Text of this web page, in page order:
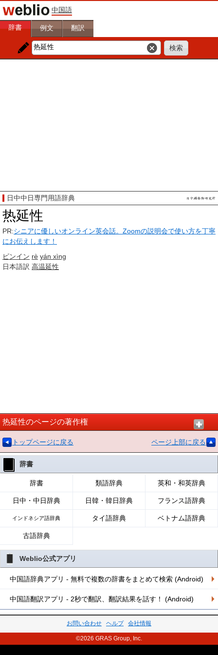
中国語
辞書 例文 翻訳
日中中日専門用語辞典
热延性
PR:シニアに優しいオンライン英会話。Zoomの説明会で使い方を丁寧
にお伝えします！
ピンイン rè yán xìng
日本語訳 高温延性
热延性のページの著作権
トップページに戻る ページ上部に戻る
辞書
辞書 類語辞典 英和・和英辞典
日中・中日辞典 日韓・韓日辞典 フランス語辞典
インドネシア語辞典 タイ語辞典 ベトナム語辞典
古語辞典
Weblio公式アプリ
中国語辞典アプリ - 無料で複数の辞書をまとめて検索 (Android)
中国語翻訳アプリ - 2秒で翻訳、翻訳結果を話す！ (Android)
お問い合わせ ヘルプ 会社情報
©2026 GRAS Group, Inc.